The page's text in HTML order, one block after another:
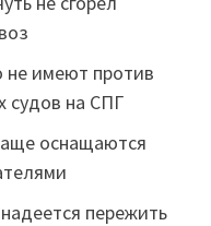
не имеют против
судов на СПГ
оснащаются
пережить